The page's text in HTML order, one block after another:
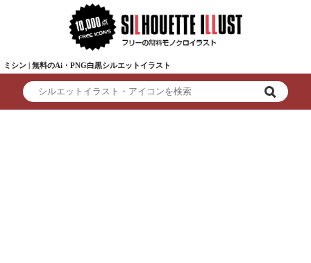
ミシン | 無料のAi・PNG白黒シルエットイラスト